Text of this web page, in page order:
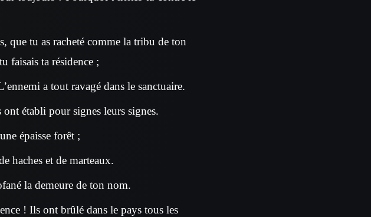
que tu as racheté comme la tribu de ton
faisais ta résidence ;
a tout ravagé dans le sanctuaire.
établi pour signes leurs signes.
épaisse forêt ;
haches et de marteaux.
la demeure de ton nom.
! Ils ont brûlé dans le pays tous les